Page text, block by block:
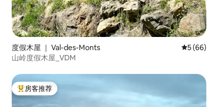
度假木屋 ｜ Val-des-Monts 平均评分
5 (66)
山岭度假木屋_VDM
热门「房客推荐」
房客推荐